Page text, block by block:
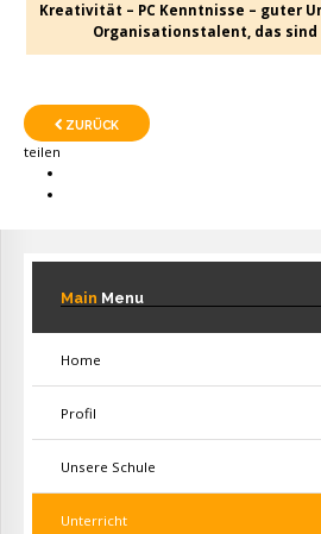
Kreativität – PC Kenntnisse – guter
Organisationstalent, das sind
ZURÜCK
teilen
Main Menu
Home
Profil
Unsere Schule
Unterricht